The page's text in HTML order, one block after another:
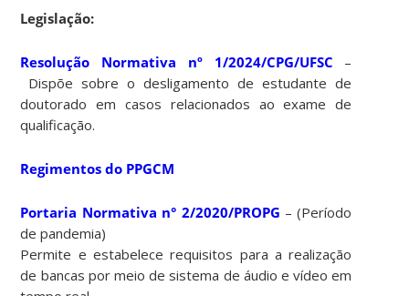
Legislação:
Resolução Normativa nº 1/2024/CPG/UFSC –
Dispõe sobre o desligamento de estudante de
doutorado em casos relacionados ao exame de
qualificação.
Regimentos do PPGCM
Portaria Normativa n° 2/2020/PROPG – (Período
de pandemia)
Permite e estabelece requisitos para a realização
de bancas por meio de sistema de áudio e vídeo em